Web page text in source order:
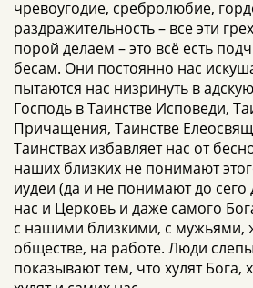
чревоугодие, сребролюбие,
раздражительность – все эти
порой делаем – это всё есть
бесам. Они постоянно нас
пытаются нас низринуть в
Господь в Таинстве Исповеди,
Причащения, Таинстве
Таинствах избавляет нас от
наших близких не понимают
иудеи (да и не понимают до сего
нас и Церковь и даже самого
с нашими близкими, с мужьями,
обществе, на работе. Люди
показывают тем, что хулят Бога,